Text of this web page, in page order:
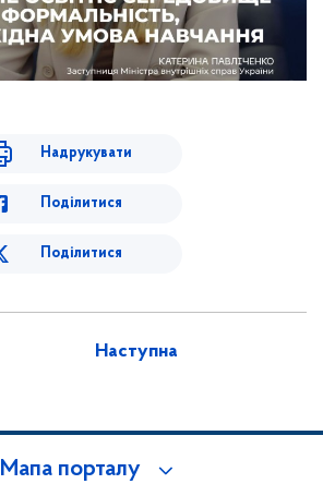
Надрукувати
Поділитися
Поділитися
Наступна
Мапа порталу